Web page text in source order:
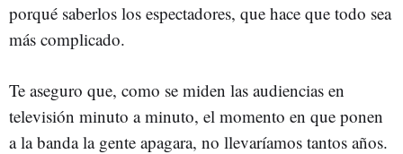
porqué saberlos los espectadores, que hace que todo sea
más complicado.
Te aseguro que, como se miden las audiencias en
televisión minuto a minuto, el momento en que ponen
a la banda la gente apagara, no llevaríamos tantos años.